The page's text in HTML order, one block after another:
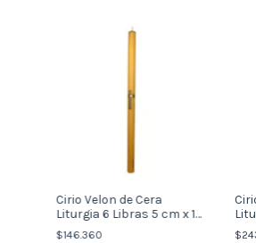
Cirio Velon de Cera
Liturgia 6 Libras 5 cm x 1
mt
$146.360
82